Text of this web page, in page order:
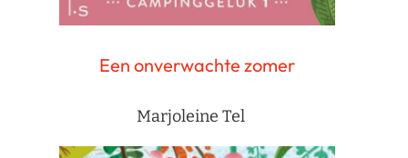
Een onverwachte zomer
Marjoleine Tel